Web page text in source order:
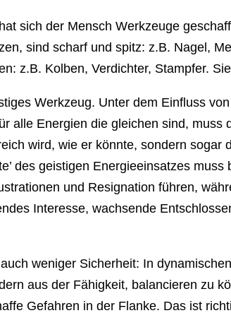
sich der Mensch Werkzeuge
sind scharf und spitz: z.B. Nagel,
z.B. Kolben, Verdichter, Stampfer.
Werkzeug. Unter dem Einfluss
alle Energien die gleichen sind,
wird, wie er könnte, sondern sogar
des geistigen Energieeinsatzes
und Resignation führen,
Interesse, wachsende
weniger Sicherheit: In
aus der Fähigkeit, balancieren zu
Gefahren in der Flanke. Das ist